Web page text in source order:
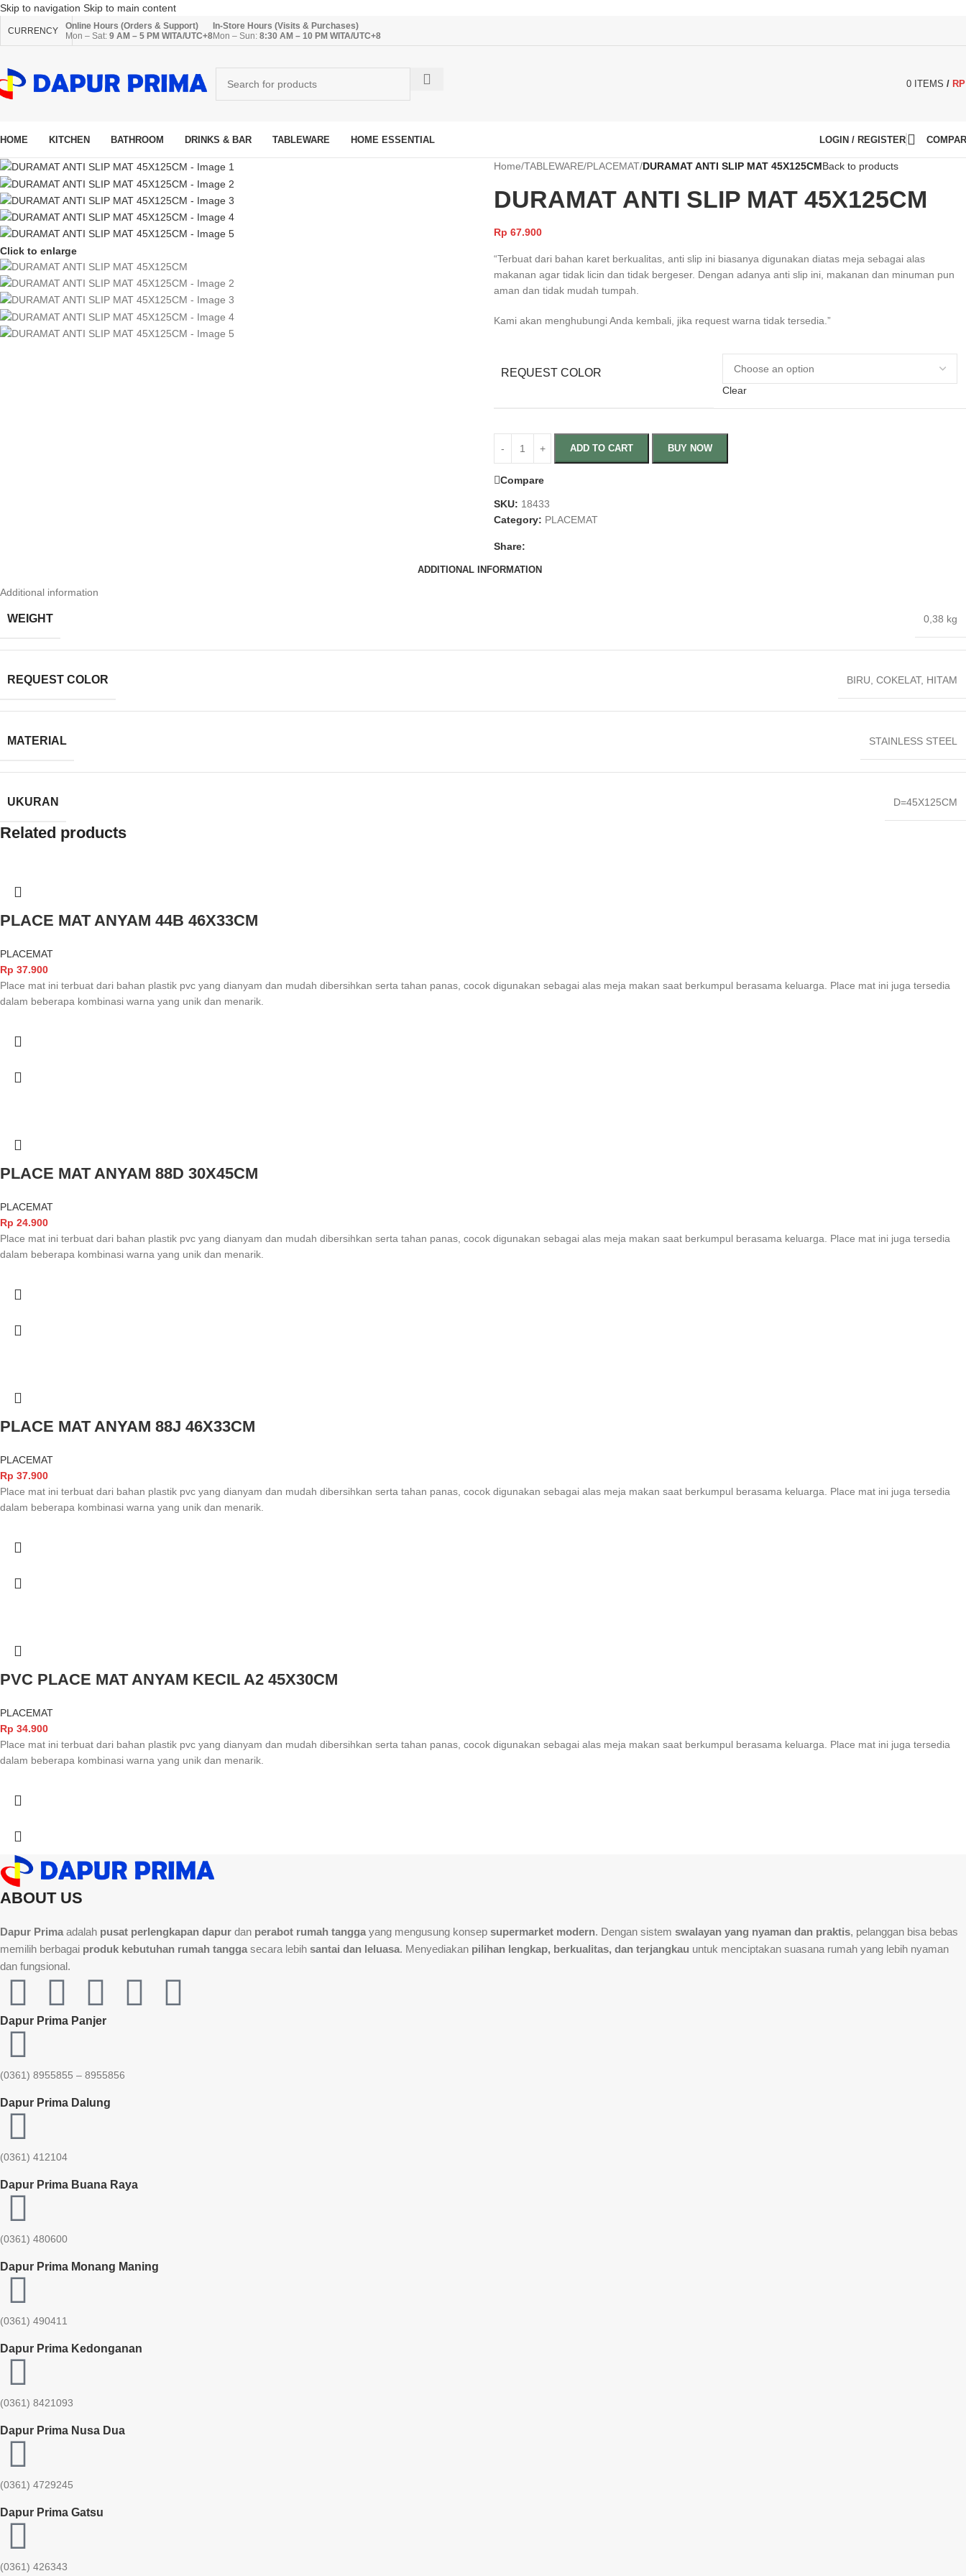
Skip to navigation Skip to main content
CURRENCY
Online Hours (Orders & Support)
Mon – Sat: 9 AM – 5 PM WITA/UTC+8
In-Store Hours (Visits & Purchases)
Mon – Sun: 8:30 AM – 10 PM WITA/UTC+8
0 ITEMS / RP
HOME KITCHEN BATHROOM DRINKS & BAR TABLEWARE HOME ESSENTIAL LOGIN / REGISTER
Click to enlarge
Home/TABLEWARE/PLACEMAT/DURAMAT ANTI SLIP MAT 45X125CMBack to products
DURAMAT ANTI SLIP MAT 45X125CM
Rp 67.900
“Terbuat dari bahan karet berkualitas, anti slip ini biasanya digunakan diatas meja sebagai alas
makanan agar tidak licin dan tidak bergeser. Dengan adanya anti slip ini, makanan dan minuman pun
aman dan tidak mudah tumpah.
Kami akan menghubungi Anda kembali, jika request warna tidak tersedia.”
REQUEST COLOR
Clear
ADD TO CART BUY NOW
Compare
SKU: 18433
Category: PLACEMAT
Share:
ADDITIONAL INFORMATION
Additional information
WEIGHT 0,38 kg
REQUEST COLOR BIRU COKELAT, HITAM
MATERIAL STAINLESS STEEL
UKURAN D=45X125CM
Related products
PLACE MAT ANYAM 44B 46X33CM
PLACEMAT
Rp 37.900
Place mat ini terbuat dari bahan plastik pvc yang dianyam dan mudah dibersihkan serta tahan panas, cocok digunakan sebagai alas meja makan saat berkumpul berasama keluarga. Place mat ini juga tersedia
dalam beberapa kombinasi warna yang unik dan menarik.
PLACE MAT ANYAM 88D 30X45CM
PLACEMAT
Rp 24.900
Place mat ini terbuat dari bahan plastik pvc yang dianyam dan mudah dibersihkan serta tahan panas, cocok digunakan sebagai alas meja makan saat berkumpul berasama keluarga. Place mat ini juga tersedia
dalam beberapa kombinasi warna yang unik dan menarik.
PLACE MAT ANYAM 88J 46X33CM
PLACEMAT
Rp 37.900
Place mat ini terbuat dari bahan plastik pvc yang dianyam dan mudah dibersihkan serta tahan panas, cocok digunakan sebagai alas meja makan saat berkumpul berasama keluarga. Place mat ini juga tersedia
dalam beberapa kombinasi warna yang unik dan menarik.
PVC PLACE MAT ANYAM KECIL A2 45X30CM
PLACEMAT
Rp 34.900
Place mat ini terbuat dari bahan plastik pvc yang dianyam dan mudah dibersihkan serta tahan panas, cocok digunakan sebagai alas meja makan saat berkumpul berasama keluarga. Place mat ini juga tersedia
dalam beberapa kombinasi warna yang unik dan menarik.
ABOUT US
Dapur Prima adalah pusat perlengkapan dapur dan perabot rumah tangga yang mengusung konsep supermarket modern. Dengan sistem swalayan yang nyaman dan praktis, pelanggan bisa bebas
memilih berbagai produk kebutuhan rumah tangga secara lebih santai dan leluasa. Menyediakan pilihan lengkap, berkualitas, dan terjangkau untuk menciptakan suasana rumah yang lebih nyaman
dan fungsional.
Dapur Prima Panjer
(0361) 8955855 – 8955856​
Dapur Prima Dalung
(0361) 412104
Dapur Prima Buana Raya
(0361) 480600
Dapur Prima Monang Maning
(0361) 490411​
Dapur Prima Kedonganan
(0361) 8421093
Dapur Prima Nusa Dua
(0361) 4729245
Dapur Prima Gatsu
(0361) 426343